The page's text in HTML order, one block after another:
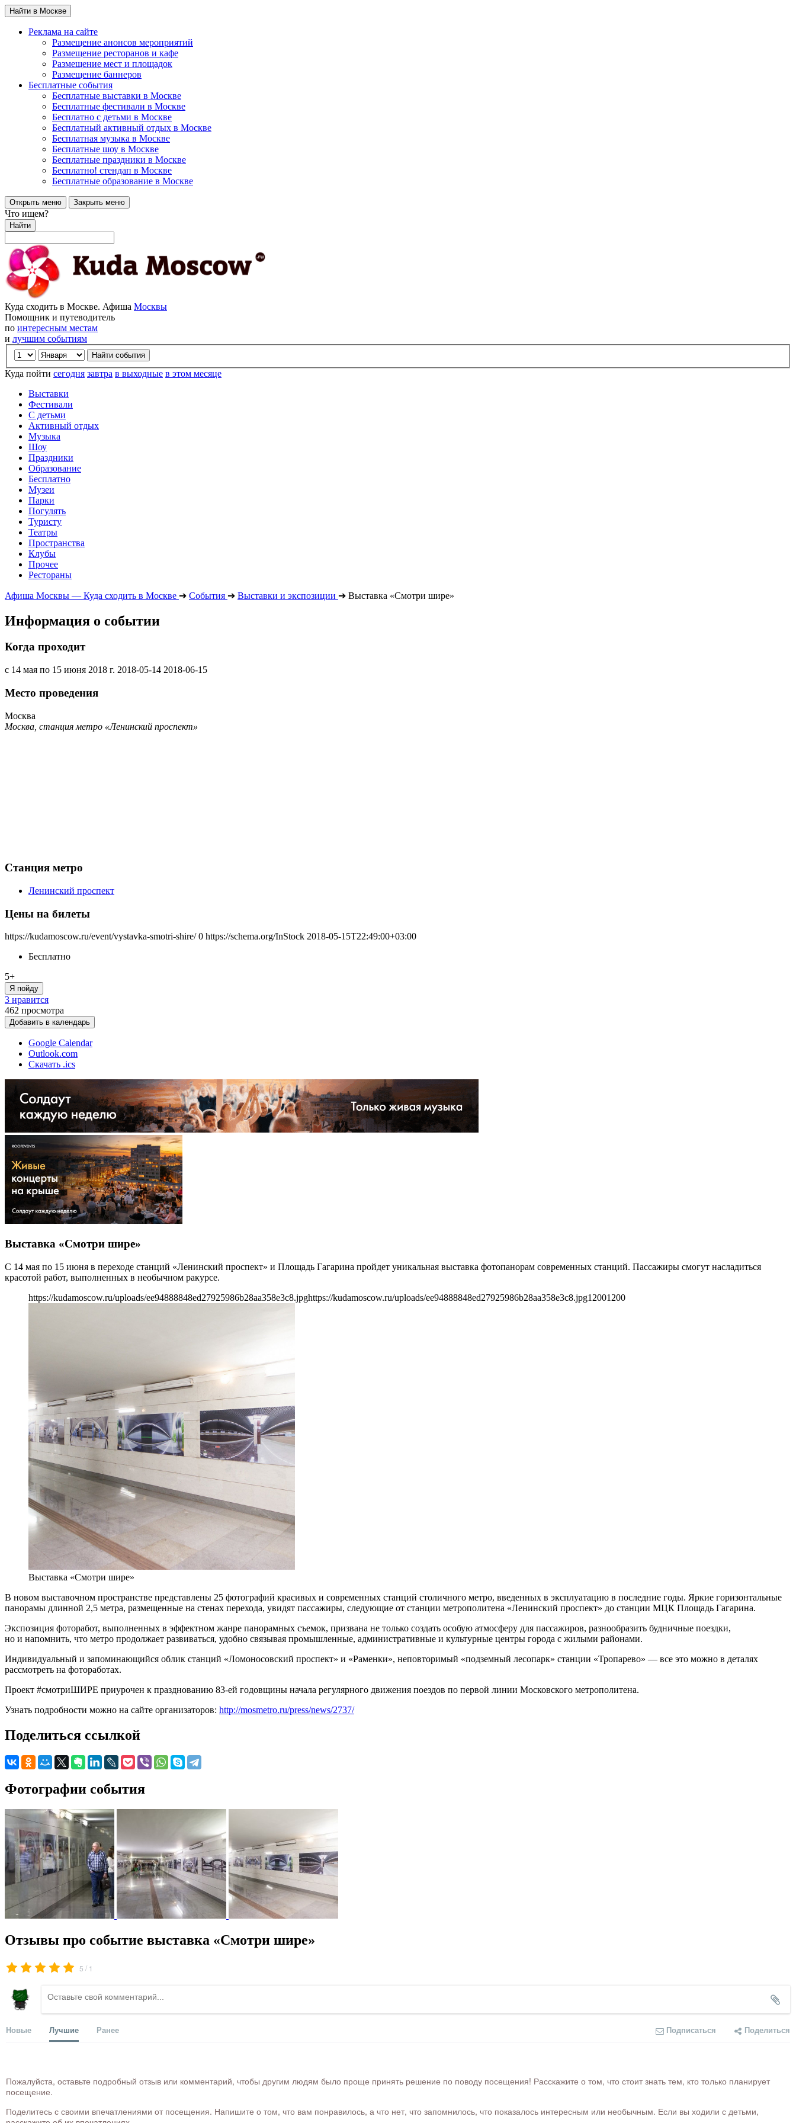
Найти в Москве
Реклама на сайте
Размещение анонсов мероприятий
Размещение ресторанов и кафе
Размещение мест и площадок
Размещение баннеров
Бесплатные события
Бесплатные выставки в Москве
Бесплатные фестивали в Москве
Бесплатно с детьми в Москве
Бесплатный активный отдых в Москве
Бесплатная музыка в Москве
Бесплатные шоу в Москве
Бесплатные праздники в Москве
Бесплатно! стендап в Москве
Бесплатные образование в Москве
Открыть меню Закрыть меню
Что ищем?
Найти
Куда сходить в Москве. Афиша Москвы
Помощник и путеводитель
по интересным местам
и лучшим событиям
Куда пойти сегодня завтра в выходные в этом месяце
Выставки
Фестивали
С детьми
Активный отдых
Музыка
Шоу
Праздники
Образование
Бесплатно
Музеи
Парки
Погулять
Туристу
Театры
Пространства
Клубы
Прочее
Рестораны
Афиша Москвы — Куда сходить в Москве ➔ События ➔ Выставки и экспозиции ➔ Выставка «Смотри шире»
Информация о событии
Когда проходит
с 14 мая по 15 июня 2018 г. 2018-05-14 2018-06-15
Место проведения
Москва
Москва, станция метро «Ленинский проспект»
Станция метро
Ленинский проспект
Цены на билеты
https://kudamoscow.ru/event/vystavka-smotri-shire/ 0 https://schema.org/InStock 2018-05-15T22:49:00+03:00
Бесплатно
5+
Я пойду
3 нравится
462 просмотра
Добавить в календарь
Google Calendar
Outlook.com
Скачать .ics
Выставка «Смотри шире»
С 14 мая по 15 июня в переходе станций «Ленинский проспект» и Площадь Гагарина пройдет уникальная выставка фотопанорам современных станций. Пассажиры смогут насладиться
красотой работ, выполненных в необычном ракурсе.
https://kudamoscow.ru/uploads/ee94888848ed27925986b28aa358e3c8.jpghttps://kudamoscow.ru/uploads/ee94888848ed27925986b28aa358e3c8.jpg12001200
Выставка «Смотри шире»
В новом выставочном пространстве представлены 25 фотографий красивых и современных станций столичного метро, введенных в эксплуатацию в последние годы. Яркие горизонтальные
панорамы длинной 2,5 метра, размещенные на стенах перехода, увидят пассажиры, следующие от станции метрополитена «Ленинский проспект» до станции МЦК Площадь Гагарина.
Экспозиция фоторабот, выполненных в эффектном жанре панорамных съемок, призвана не только создать особую атмосферу для пассажиров, разнообразить будничные поездки,
но и напомнить, что метро продолжает развиваться, удобно связывая промышленные, административные и культурные центры города с жилыми районами.
Индивидуальный и запоминающийся облик станций «Ломоносовский проспект» и «Раменки», неповторимый «подземный лесопарк» станции «Тропарево» — все это можно в деталях
рассмотреть на фотоработах.
Проект #смотриШИРЕ приурочен к празднованию 83-ей годовщины начала регулярного движения поездов по первой линии Московского метрополитена.
Узнать подробности можно на сайте организаторов: http://mosmetro.ru/press/news/2737/
Поделиться ссылкой
Фотографии события
Отзывы про событие выставка «Смотри шире»
5 / 1
Новые Лучшие Ранее Подписаться Поделиться
Пожалуйста, оставьте подробный отзыв или комментарий, чтобы другим людям было проще принять решение по поводу посещения! Расскажите о том, что стоит знать тем, кто только планирует
посещение.
Поделитесь с своими впечатлениями от посещения. Напишите о том, что вам понравилось, а что нет, что запомнилось, что показалось интересным или необычным. Если вы ходили с детьми,